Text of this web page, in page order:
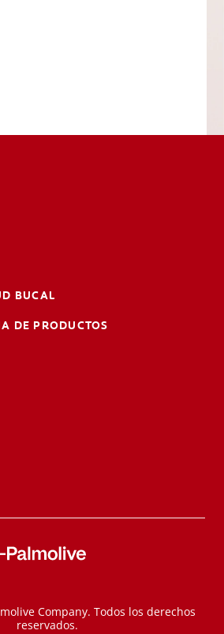
BUCAL
DE PRODUCTOS
Company. Todos los derechos
reservados.